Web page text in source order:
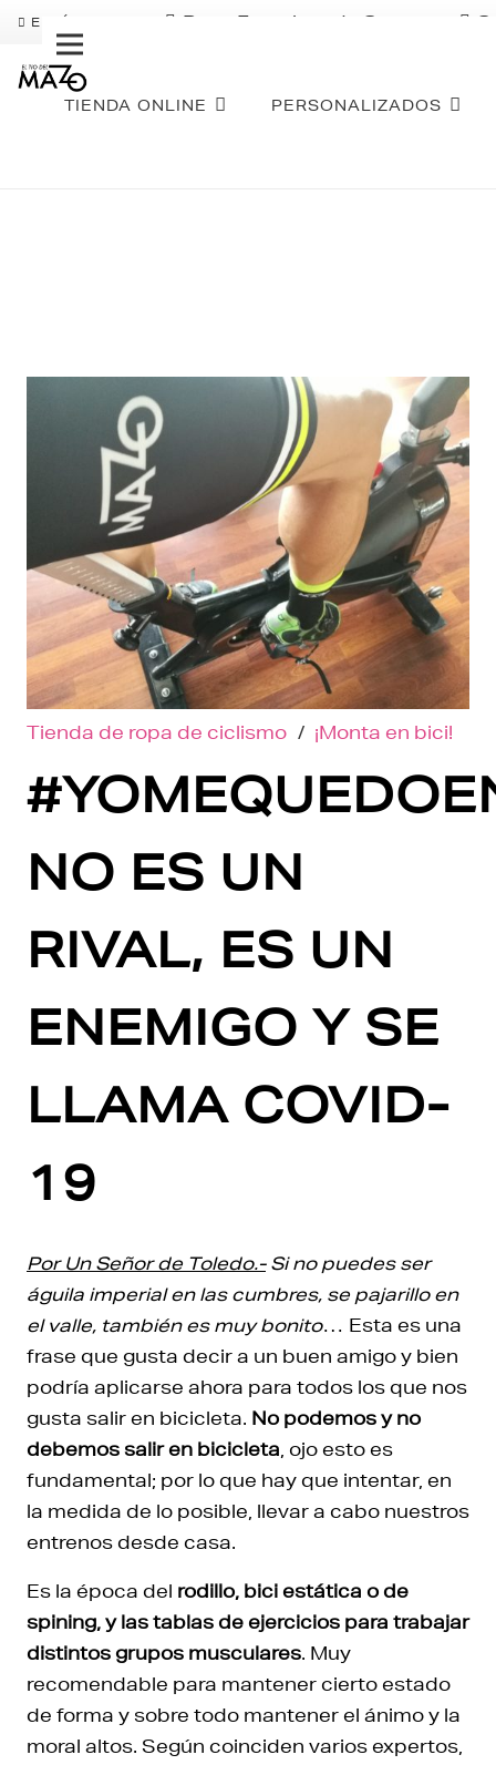
ENVÍO GRATIS Pago Fraccionado Sequra
TIENDA ONLINE PERSONALIZADOS
Tienda de ropa de ciclismo / ¡Monta en bici!
NO ES UN
RIVAL, ES UN
ENEMIGO Y SE
LLAMA COVID-
19
Por Un Señor de Toledo.- Si no puedes ser
águila imperial en las cumbres, se pajarillo en
el valle, también es muy bonito… Esta es una
frase que gusta decir a un buen amigo y bien
podría aplicarse ahora para todos los que nos
gusta salir en bicicleta. No podemos y no
debemos salir en bicicleta , ojo esto es
fundamental; por lo que hay que intentar, en
la medida de lo posible, llevar a cabo nuestros
entrenos desde casa.
Es la época del rodillo, bici estática o de
spining, y las tablas de ejercicios para trabajar
distintos grupos musculares. Muy
recomendable para mantener cierto estado
de forma y sobre todo mantener el ánimo y la
moral altos. Según coinciden varios expertos,